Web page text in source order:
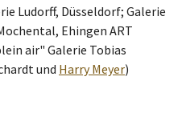
Ludorff, Düsseldorf; Galerie
Ehingen ART
air" Galerie Tobias
und Harry Meyer)